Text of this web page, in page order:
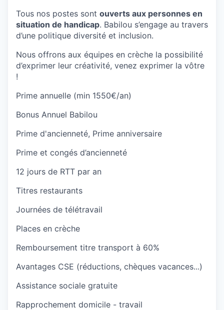
Tous nos postes sont ouverts aux personnes en
situation de handicap. Babilou s’engage au travers
d’une politique diversité et inclusion.
Nous offrons aux équipes en crèche la possibilité
d’exprimer leur créativité, venez exprimer la vôtre
!
Prime annuelle (min 1550€/an)
Bonus Annuel Babilou
Prime d'ancienneté, Prime anniversaire
Prime et congés d’ancienneté
12 jours de RTT par an
Titres restaurants
Journées de télétravail
Places en crèche
Remboursement titre transport à 60%
Avantages CSE (réductions, chèques vacances...)
Assistance sociale gratuite
Rapprochement domicile - travail